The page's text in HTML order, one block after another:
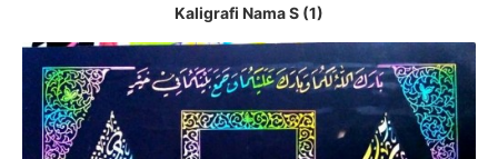
Kaligrafi Nama S (1)